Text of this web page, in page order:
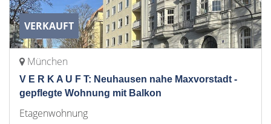
VERKAUFT
München
V E R K A U F T: Neuhausen nahe Maxvorstadt -
gepflegte Wohnung mit Balkon
Etagenwohnung